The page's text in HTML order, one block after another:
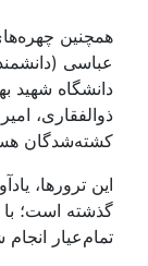
همچنین
عباسی
دانشگاه شهید
ذوالفقاری،
کشته‌شدگان
این ترورها،
گذشته است؛ با
تمام‌عیار